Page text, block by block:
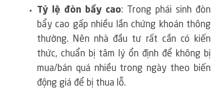
Tỷ lệ đòn bẩy cao: Trong phái sinh đòn
bẩy cao gấp nhiều lần chứng khoán thông
thường. Nên nhà đầu tư rất cần có kiến
thức, chuẩn bị tâm lý ổn định để không bị
mua/bán quá nhiều trong ngày theo biến
động giá để bị thua lỗ.